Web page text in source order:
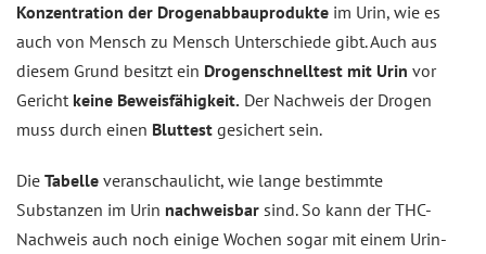
Konzentration der Drogenabbauprodukte im Urin, wie es
auch von Mensch zu Mensch Unterschiede gibt. Auch aus
diesem Grund besitzt ein Drogenschnelltest mit Urin vor
Gericht keine Beweisfähigkeit. Der Nachweis der Drogen
muss durch einen Bluttest gesichert sein.
Die Tabelle veranschaulicht, wie lange bestimmte
Substanzen im Urin nachweisbar sind. So kann der THC-
Nachweis auch noch einige Wochen sogar mit einem Urin-